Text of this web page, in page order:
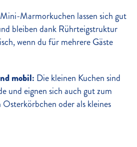
Mini-Marmorkuchen lassen sich gut
bleiben dank Rührteigstruktur
wenn du für mehrere Gäste
mobil: Die kleinen Kuchen sind
und eignen sich auch gut zum
oder als kleines